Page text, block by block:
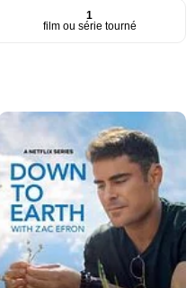
1
film ou série tourné